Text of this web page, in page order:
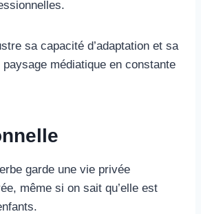
sa capacité d’adaptation et sa
médiatique en constante
garde une vie privée
même si on sait qu’elle est